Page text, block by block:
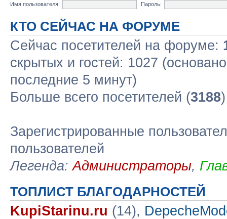
Имя пользователя:
Пароль:
КТО СЕЙЧАС НА ФОРУМЕ
Сейчас посетителей на форуме:
скрытых и гостей: 1027
последние 5 минут)
Больше всего посетителей (3188
Зарегистрированные
пользователей
Легенда:Администраторы,
ТОПЛИСТ БЛАГОДАРНОСТЕЙ
KupiStarinu.ru (14),